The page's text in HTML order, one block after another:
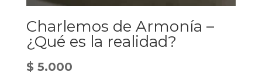
Charlemos de Armonía –
¿Qué es la realidad?
$ 5.000